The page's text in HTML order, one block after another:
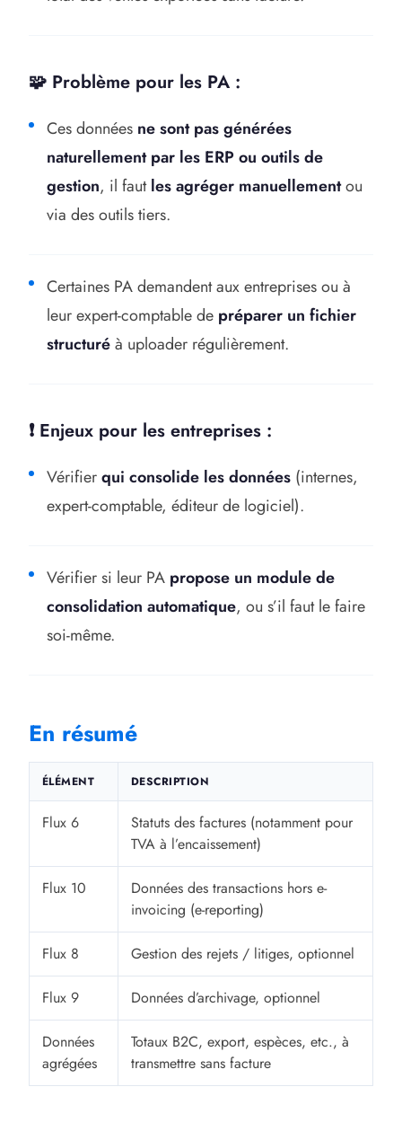
🧩 Problème pour les PA :
Ces données ne sont pas générées
naturellement par les ERP ou outils de
gestion, il fautles agréger manuellementou
via des outils tiers.
Certaines PA demandent aux entreprises ou à
leur expert-comptable de préparer un fichier
structuréà uploader régulièrement.
❗ Enjeux pour les entreprises :
Vérifierqui consolide les données (internes,
expert-comptable, éditeur de logiciel).
Vérifier si leur PA propose un module de
consolidation automatique, ou s’il faut le faire
soi-même.
En résumé
ÉLÉMENT DESCRIPTION
Flux 6
Statuts des factures (notamment pour
TVA à l’encaissement)
Flux 10
Données des transactions hors e-
invoicing (e-reporting)
Flux 8 Gestion des rejets / litiges, optionnel
Flux 9 Données d’archivage, optionnel
Données
agrégées
Totaux B2C, export, espèces, etc., à
transmettre sans facture